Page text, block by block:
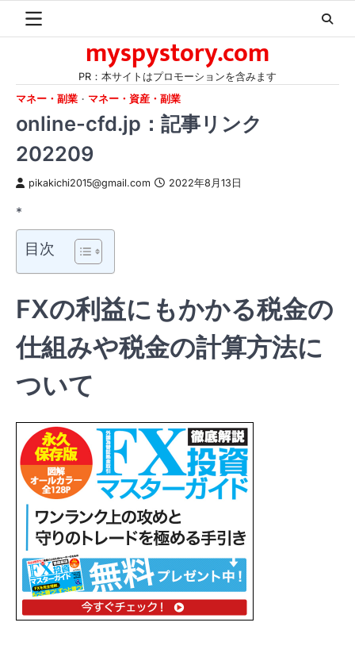
myspystory.com
PR：本サイトはプロモーションを含みます
マネー・副業
マネー・資産・副業
online-cfd.jp：記事リンク
202209
pikakichi2015@gmail.com 2022年8月13日
*
目次
FXの利益にもかかる税金の
仕組みや税金の計算方法に
ついて